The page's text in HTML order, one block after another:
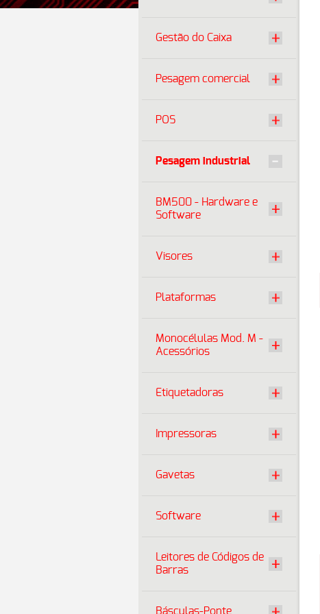
Gestão do Caixa
Pesagem comercial
POS
Pesagem industrial
BM500 - Hardware e
Software
Visores
Plataformas
Monocélulas Mod. M -
Acessórios
Etiquetadoras
Impressoras
Gavetas
Software
Leitores de Códigos de
Barras
Básculas-Ponte